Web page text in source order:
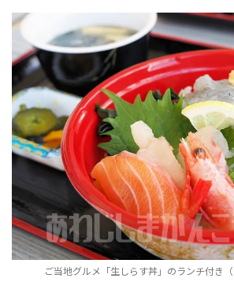
ご当地グルメ「生しらす丼」のランチ付き（